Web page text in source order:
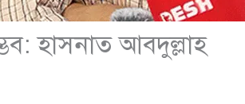
হাসনাত আবদুল্লাহ